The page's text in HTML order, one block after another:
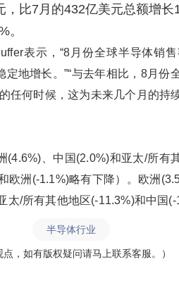
，比7月的432亿美元总额增
。
表示，“8月份全球半导体销
地增长。”“与去年相比，8月份
任何时候，这为未来几个月的持
(4.6%)、中国(2.0%)和亚太/所有
欧洲(-1.1%)略有下降）。欧洲
太/所有其他地区(-11.3%)和中国(-
半导体行业
，如有版权疑问请马上联系客服。）